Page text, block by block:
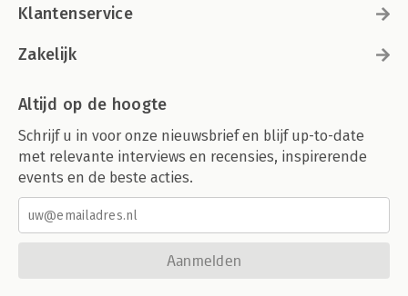
Klantenservice
Zakelijk
Altijd op de hoogte
Schrijf u in voor onze nieuwsbrief en blijf up-to-date
met relevante interviews en recensies, inspirerende
events en de beste acties.
Aanmelden